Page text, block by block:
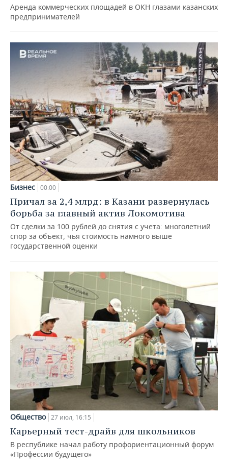
Аренда коммерческих площадей в ОКН глазами казанских
предпринимателей
Бизнес 00:00
Причал за 2,4 млрд: в Казани развернулась
борьба за главный актив Локомотива
От сделки за 100 рублей до снятия с учета: многолетний
спор за объект, чья стоимость намного выше
государственной оценки
Общество 27 июл, 16:15
Карьерный тест-драйв для школьников
В республике начал работу профориентационный форум
«Профессии будущего»